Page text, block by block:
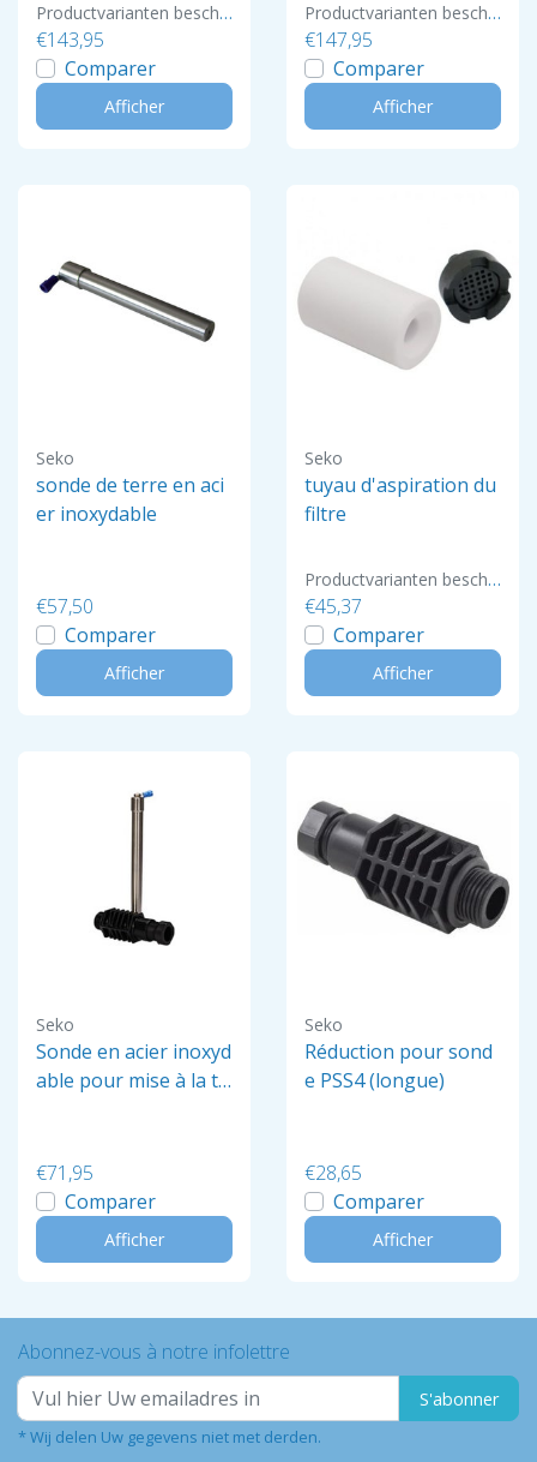
Productvarianten beschikbaar
€143,95
Comparer
Afficher
Productvarianten beschikbaar
€147,95
Comparer
Afficher
Seko
sonde de terre en aci
er inoxydable
€57,50
Comparer
Afficher
Seko
tuyau d'aspiration du
filtre
Productvarianten beschikbaar
€45,37
Comparer
Afficher
Seko
Sonde en acier inoxyd
able pour mise à la te
€71,95
Comparer
Afficher
Seko
Réduction pour sond
e PSS4 (longue)
€28,65
Comparer
Afficher
Abonnez-vous à notre infolettre
S'abonner
* Wij delen Uw gegevens niet met derden.